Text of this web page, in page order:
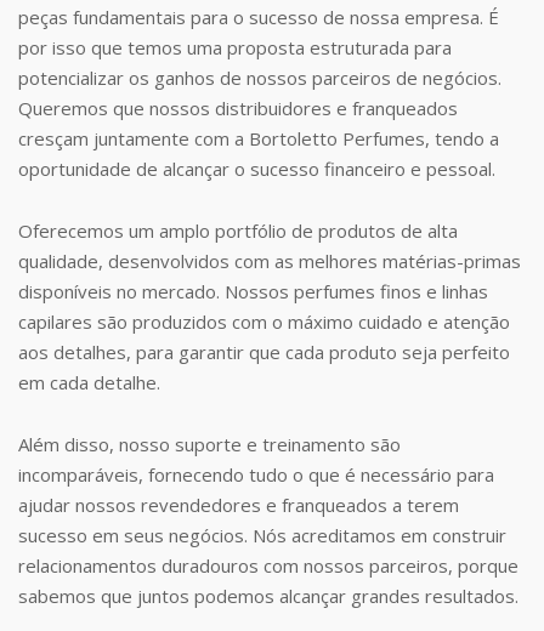
peças fundamentais para o sucesso de nossa empresa. É
por isso que temos uma proposta estruturada para
potencializar os ganhos de nossos parceiros de negócios.
Queremos que nossos distribuidores e franqueados
cresçam juntamente com a Bortoletto Perfumes, tendo a
oportunidade de alcançar o sucesso financeiro e pessoal.
Oferecemos um amplo portfólio de produtos de alta
qualidade, desenvolvidos com as melhores matérias-primas
disponíveis no mercado. Nossos perfumes finos e linhas
capilares são produzidos com o máximo cuidado e atenção
aos detalhes, para garantir que cada produto seja perfeito
em cada detalhe.
Além disso, nosso suporte e treinamento são
incomparáveis, fornecendo tudo o que é necessário para
ajudar nossos revendedores e franqueados a terem
sucesso em seus negócios. Nós acreditamos em construir
relacionamentos duradouros com nossos parceiros, porque
sabemos que juntos podemos alcançar grandes resultados.